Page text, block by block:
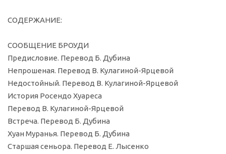
СОДЕРЖАНИЕ:
СООБЩЕНИЕ БРОУДИ
Предисловие. Перевод Б. Дубина
Непрошеная. Перевод В. Кулагиной-Ярцевой
Недостойный. Перевод В. Кулагиной-Ярцевой
История Росендо Хуареса
Перевод В. Кулагиной-Ярцевой
Встреча. Перевод Б. Дубина
Хуан Муранья. Перевод Б. Дубина
Старшая сеньора. Перевод Е. Лысенко